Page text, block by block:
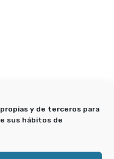
y de terceros para
sus hábitos de